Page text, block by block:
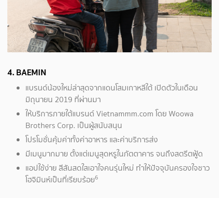
4. BAEMIN
แบรนด์น้องใหม่ล่าสุดจากแดนโสมเกาหลีใต้ เปิดตัวในเดือน
มิถุนายน 2019 ที่ผ่านมา
ให้บริการภายใต้แบรนด์ Vietnammm.com โดย Woowa
Brothers Corp. เป็นผู้สนับสนุน
โปรโมชั่นคุ้มค่าทั้งค่าอาหาร และค่าบริการส่ง
มีเมนูมากมาย ตั้งแต่เมนูสุดหรูในภัตตาคาร จนถึงสตรีตฟู้ด
แอปใช้ง่าย สีสันสดใสเอาใจคนรุ่นใหม่ ทำให้ปัจจุบันครองใจชาว
โฮจิมินห์เป็นที่เรียบร้อย6